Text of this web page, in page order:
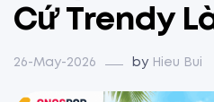
Cứ Trendy
26-May-2026 by Hieu Bui